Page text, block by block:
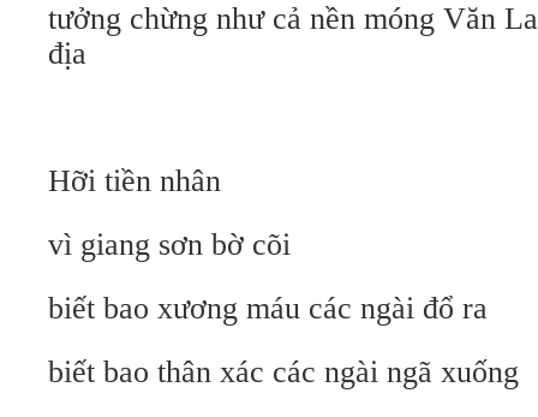
tưởng chừng như cả nền móng Văn
địa
Hỡi tiền nhân
vì giang sơn bờ cõi
biết bao xương máu các ngài đổ ra
biết bao thân xác các ngài ngã xuống